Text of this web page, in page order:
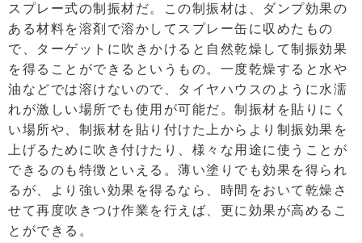
スプレー式の制振材だ。この制振材は、ダンプ効果の
ある材料を溶剤で溶かしてスプレー缶に収めたもの
で、ターゲットに吹きかけると自然乾燥して制振効果
を得ることができるというもの。一度乾燥すると水や
油などでは溶けないので、タイヤハウスのように水濡
れが激しい場所でも使用が可能だ。制振材を貼りにく
い場所や、制振材を貼り付けた上からより制振効果を
上げるために吹き付けたり、様々な用途に使うことが
できるのも特徴といえる。薄い塗りでも効果を得られ
るが、より強い効果を得るなら、時間をおいて乾燥さ
せて再度吹きつけ作業を行えば、更に効果が高めるこ
とができる。